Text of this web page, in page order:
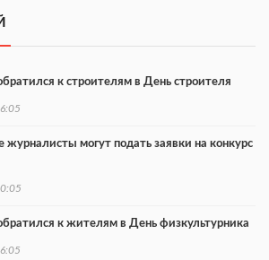
к строителям в День строителя
журналисты могут подать заявки на конкурс
к жителям в День физкультурника